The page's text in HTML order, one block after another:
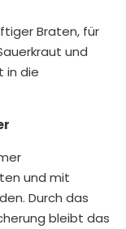
Braten, für
und
in die
und mit
Durch das
bleibt das